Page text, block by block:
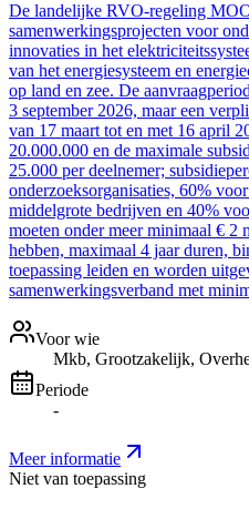
De landelijke RVO-regeling
samenwerkingsprojecten voor
innovaties in het
van het energiesysteem en
op land en zee. De
3 september 2026, maar een
van 17 maart tot en met 16 april
20.000.000 en de maximale
25.000 per deelnemer;
onderzoeksorganisaties, 60%
middelgrote bedrijven en 40%
moeten onder meer minimaal € 2
hebben, maximaal 4 jaar duren,
toepassing leiden en worden
samenwerkingsverband met
Voor wie
Mkb, Grootzakelijk,
Periode
-
Meer informatie
Niet van toepassing